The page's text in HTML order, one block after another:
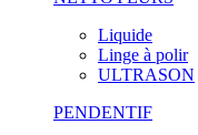
Liquide
Linge à polir
ULTRASON
PENDENTIF